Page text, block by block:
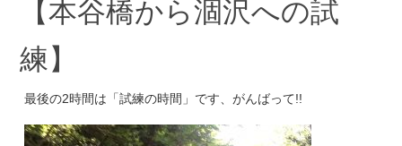
【本谷橋から涸沢への試
練】
最後の2時間は「試練の時間」です、がんばって!!